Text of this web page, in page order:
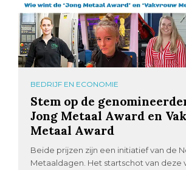
BEDRIJF EN ECONOMIE
Stem op de
Jong Metaal Award en
Metaal Award
Beide prijzen zijn een initiatief van de
Metaaldagen. Het startschot van deze